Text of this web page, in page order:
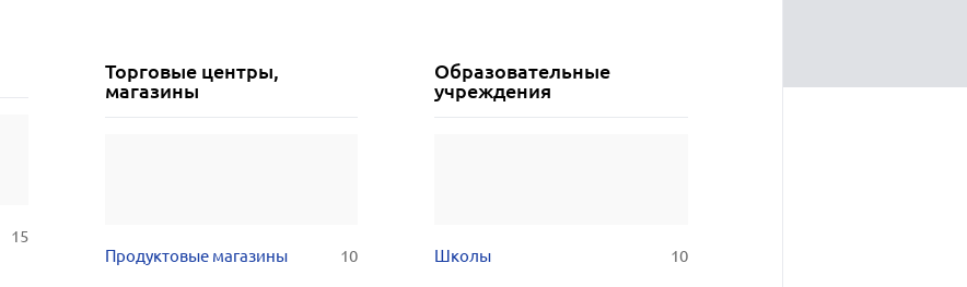
15
Торговые центры,
магазины
Продуктовые магазины 10
Образовательные
учреждения
Школы 10